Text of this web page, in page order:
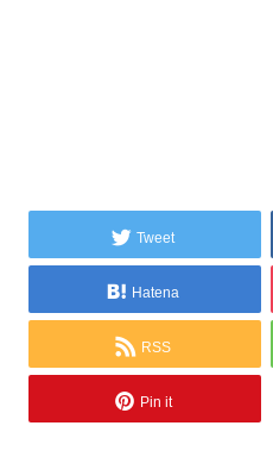
Tweet
Hatena
RSS
Pin it